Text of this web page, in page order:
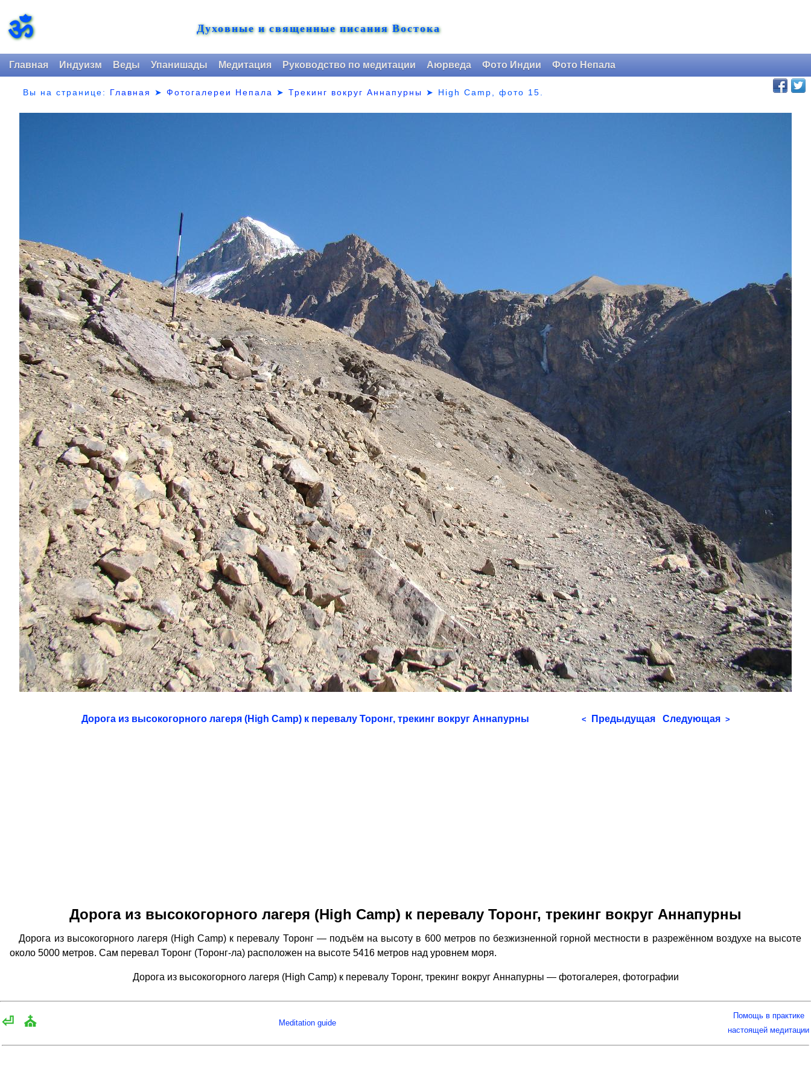
ॐ Духовные и священные писания Востока
Главная Индуизм Веды Упанишады Медитация Руководство по медитации Аюрведа Фото Индии Фото Непала
Вы на странице: Главная ➤Фотогалереи Непала ➤Трекинг вокруг Аннапурны ➤ High Camp,фото 15.
Дорога из высокогорного лагеря (High Camp) к перевалу Торонг, трекинг вокруг Аннапурны < Предыдущая Следующая >
Дорога из высокогорного лагеря (High Camp) к перевалу Торонг, трекинг вокруг Аннапурны
Дорога из высокогорного лагеря (High Camp) к перевалу Торонг — подъём на высоту в 600 метров по безжизненной горной местности в разрежённом воздухе на высоте
около 5000 метров. Сам перевал Торонг (Торонг-ла) расположен на высоте 5416 метров над уровнем моря.
Дорога из высокогорного лагеря (High Camp) к перевалу Торонг, трекинг вокруг Аннапурны — фотогалерея, фотографии
⏎ ⛪ Meditation guide
Помощь в практике
настоящей медитации